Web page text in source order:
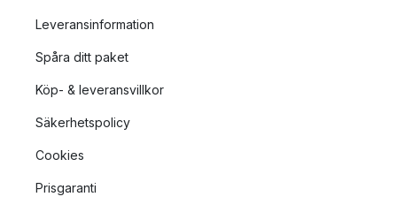
Leveransinformation
Spåra ditt paket
Köp- & leveransvillkor
Säkerhetspolicy
Cookies
Prisgaranti